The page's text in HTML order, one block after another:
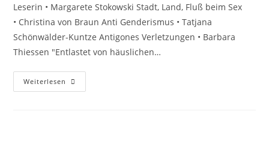
Leserin • Margarete Stokowski Stadt, Land, Fluß beim Sex
• Christina von Braun Anti Genderismus • Tatjana
Schönwälder-Kuntze Antigones Verletzungen • Barbara
Thiessen "Entlastet von häuslichen…
Weiterlesen